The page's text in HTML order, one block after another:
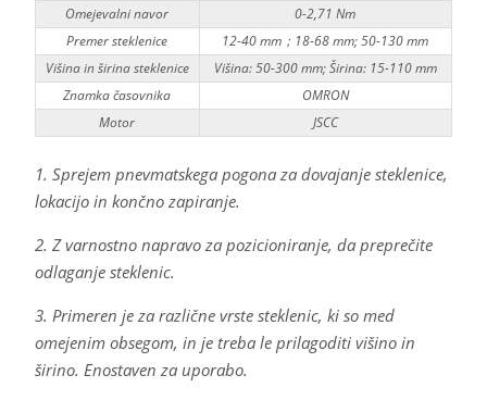
Omejevalni navor
0-2,71 Nm
Premer steklenice
12-40 mm；18-68 mm; 50-130 mm
Višina in širina steklenice
Višina: 50-300 mm; Širina: 15-110 mm
Znamka časovnika
OMRON
Motor
JSCC
1. Sprejem pnevmatskega pogona za dovajanje steklenice,
lokacijo in končno zapiranje.
2. Z varnostno napravo za pozicioniranje, da preprečite
odlaganje steklenic.
3. Primeren je za različne vrste steklenic, ki so med
omejenim obsegom, in je treba le prilagoditi višino in
širino. Enostaven za uporabo.